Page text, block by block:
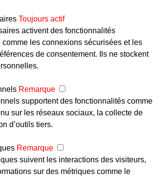
Toujours actif
activent des fonctionnalités
les connexions sécurisées et les
de consentement. Ils ne stockent
Remarque
supportent des fonctionnalités comme
sur les réseaux sociaux, la collecte de
d’outils tiers.
Remarque
suivent les interactions des visiteurs,
sur des métriques comme le